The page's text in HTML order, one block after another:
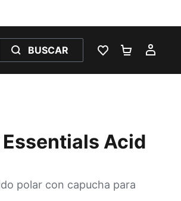
BUSCAR
LISTA DE
Acid
polar con capucha para